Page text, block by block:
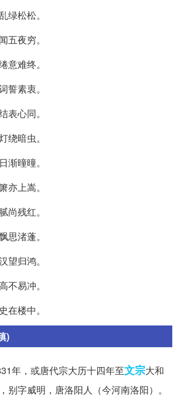
绿松松。
五夜穷。
意难终。
誓素衷。
表心同。
绕暗虫。
渐曈曈。
亦上嵩。
尚残红。
思渚蓬。
望归鸿。
不易冲。
在楼中。
)
年，或唐代宗大历十四年至文宗大和
别字威明，唐洛阳人（今河南洛阳）。